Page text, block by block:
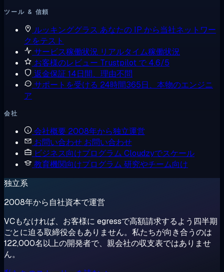
ツール & 信頼
ルッキンググラス あなたの IP から当社ネットワー
クをテスト
サービス稼働状況 リアルタイム稼働状況
お客様のレビュー Trustpilot で 4.6/5
返金保証 14日間、理由不問
サポートを受ける 24時間365日、本物のエンジニ
ア
会社
会社概要 2008年から独立運営
お問い合わせ お問い合わせ
ビジネス向けプログラム Cloudzyでスケール
教育機関向けプログラム 研究やチーム向け
独立系
2008年から自社資本で運営
VCもなければ、お客様に egressで高額請求するよう四半期
ごとに迫る取締役会もありません。私たちが向き合うのは
122,000名以上の開発者で、親会社の収支表ではありませ
ん。